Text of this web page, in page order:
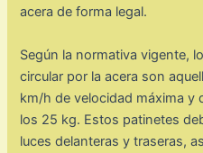
acera de forma legal.
Según la normativa vigente,
circular por la acera son
km/h de velocidad máxima y
los 25 kg. Estos patinetes
luces delanteras y traseras,